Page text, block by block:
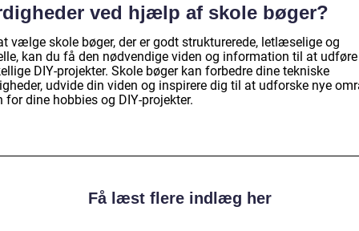
ved hjælp af skole bøger?
vælge skole bøger, der er godt strukturerede, letlæselige og
kan du få den nødvendige viden og information til at udføre
DIY-projekter. Skole bøger kan forbedre dine tekniske
udvide din viden og inspirere dig til at udforske nye
for dine hobbies og DIY-projekter.
Få læst flere indlæg her